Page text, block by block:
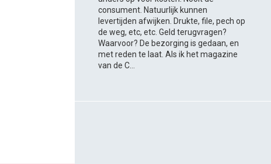
consument. Natuurlijk kunnen
levertijden afwijken. Drukte, file, pech op
de weg, etc, etc. Geld terugvragen?
Waarvoor? De bezorging is gedaan, en
met reden te laat. Als ik het magazine
van de C...